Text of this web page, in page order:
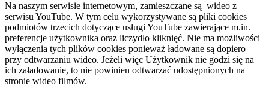
Na naszym serwisie internetowym, zamieszczane są wideo z
serwisu YouTube. W tym celu wykorzystywane są pliki cookies
podmiotów trzecich dotyczące usługi YouTube zawierające m.in.
preferencje użytkownika oraz liczydło kliknięć. Nie ma możliwości
wyłączenia tych plików cookies ponieważ ładowane są dopiero
przy odtwarzaniu wideo. Jeżeli więc Użytkownik nie godzi się na
ich załadowanie, to nie powinien odtwarzać udostępnionych na
stronie wideo filmów.